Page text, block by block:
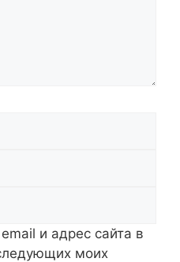
и адрес сайта в
моих